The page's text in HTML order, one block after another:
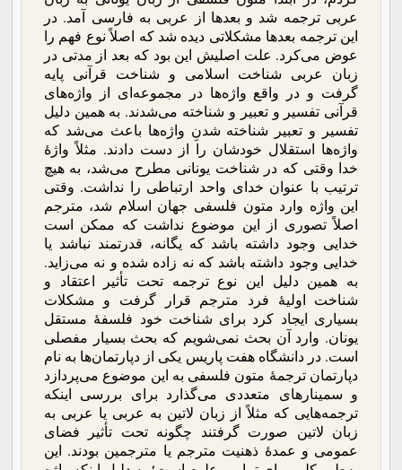
عربی ترجمه شد و بعدها از عربی به فارسی آمد. در
این ترجمه بعدها مشکلاتی دیده شد که اصلاً نوع فهم را
عوض می‌کرد. علت اصلیش این بود که بعد از مدتی در
زبان عربی شناخت اسلامی و شناخت قرآنی پایه
گرفت و در واقع واژه‌ها در مجموعه‌ای از واژه‌های
قرآنی تفسیر و تعبیر و شناخته می‌شدند. به همین دلیل
تفسیر و تعبیر شناخته شدنِ واژه‌ها باعث می‌شد که
واژه‌ها استقلال خودشان را از دست دادند. مثلاً واژۀ
خدا وقتی که در شناخت یونانی مطرح می‌شد، به هیچ
ترتیب با عنوان خدای واحد ارتباطی را نداشت. وقتی
این واژه وارد متون فلسفی جهان اسلام شد، مترجم
اصلاً تصوری از این موضوع نداشت که ممکن است
خدایی وجود داشته باشد که یگانه، قدرتمند نباشد یا
خدایی وجود داشته باشد که نه زاده شده و نه می‌زاید.
به همین دلیل این نوع ترجمه تحت تأثیر اعتقاد و
شناخت اولیۀ فرد مترجم قرار گرفت و مشکلات
بسیاری ایجاد کرد برای شناخت خود فلسفۀ مستقل
یونان. وارد آن بحث نمی‌شویم که بحث بسیار مفصلی
است. در دانشگاه هفت پاریس یکی از دپارتمان‌ها به نام
دپارتمان ترجمۀ متون فلسفی به این موضوع می‌پردازد
و سمینارهای متعددی می‌گذارد برای بررسی اینکه
ترجمه‌هایی که مثلاً از زبان لاتین به عربی یا عربی به
زبان لاتین صورت گرفتند چگونه تحت تأثیر فضای
عمومی و عمدۀ ذهنیت مترجم یا مترجمین بودند. این